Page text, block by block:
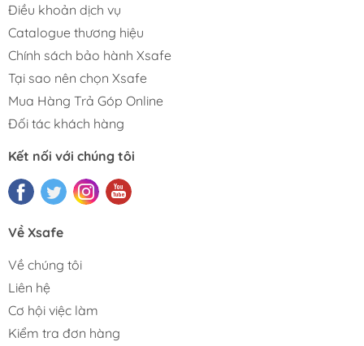
Điều khoản dịch vụ
Catalogue thương hiệu
Chính sách bảo hành Xsafe
Tại sao nên chọn Xsafe
Mua Hàng Trả Góp Online
Đối tác khách hàng
Kết nối với chúng tôi
Về Xsafe
Về chúng tôi
Liên hệ
Cơ hội việc làm
Kiểm tra đơn hàng